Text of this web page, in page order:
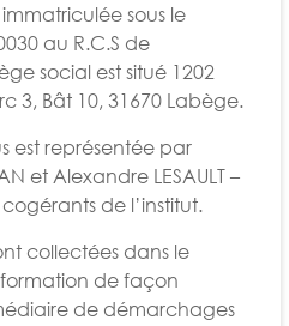
sous le
au R.C.S de
social est situé 1202
3, Bât 10, 31670 Labège.
est représentée par
et Alexandre LESAULT –
de l’institut.
collectées dans le
de façon
de démarchages